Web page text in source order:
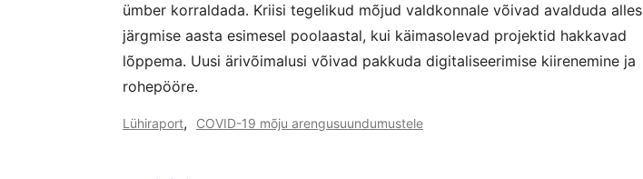
ümber korraldada. Kriisi tegelikud mõjud valdkonnale võivad avalduda alles
järgmise aasta esimesel poolaastal, kui käimasolevad projektid hakkavad
lõppema. Uusi ärivõimalusi võivad pakkuda digitaliseerimise kiirenemine ja
rohepööre.
Lühiraport, COVID-19 mõju arengusuundumustele